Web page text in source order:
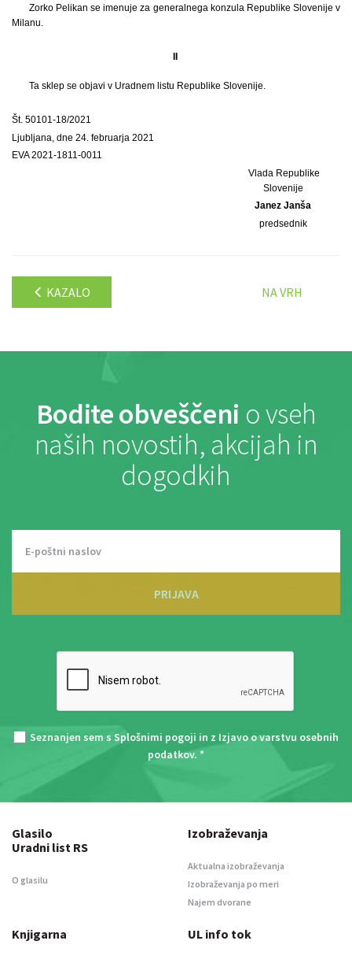
Zorko Pelikan se imenuje za generalnega konzula Republike Slovenije v
Milanu.
Ta sklep se objavi v Uradnem listu Republike Slovenije.
Št. 50101-18/2021
Ljubljana, dne 24. februarja 2021
EVA 2021-1811-0011
Vlada Republike
Slovenije
Janez Janša
predsednik
KAZALO NA VRH
Bodite obveščeni o vseh
naših novostih, akcijah in
dogodkih
PRIJAVA
Seznanjen sem s Splošnimi pogoji in z Izjavo o varstvu osebnih
podatkov. *
Glasilo
Uradni list RS
O glasilu
Izobraževanja
Aktualna izobraževanja
Izobraževanja po meri
Najem dvorane
Knjigarna UL info tok